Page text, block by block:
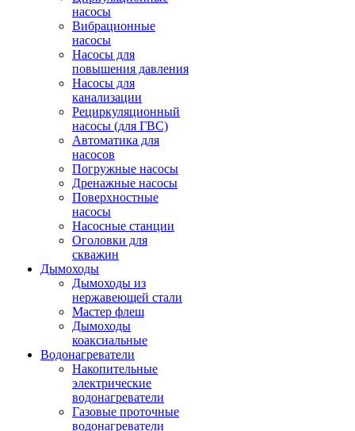
насосы
Вибрационные
насосы
Насосы для
повышения давления
Насосы для
канализации
Рециркуляционный
насосы (для ГВС)
Автоматика для
насосов
Погружные насосы
Дренажные насосы
Поверхностные
насосы
Насосные станции
Оголовки для
скважин
Дымоходы
Дымоходы из
нержавеющей стали
Мастер флеш
Дымоходы
коаксиальные
Водонагреватели
Накопительные
электрические
водонагреватели
Газовые проточные
водонагреватели